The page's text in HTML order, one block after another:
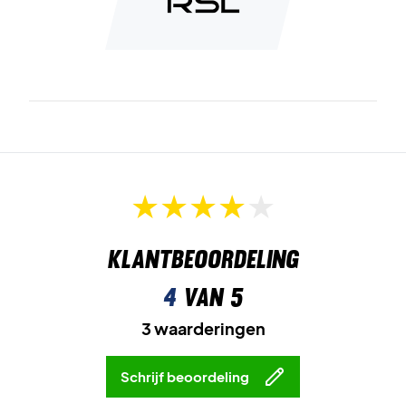
Klantbeoordeling
4 van 5
3 waarderingen
Schrijf beoordeling